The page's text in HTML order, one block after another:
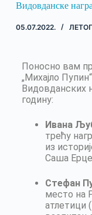
Видовданске
05.07.2022.
Поносно вам
„Михајло
Видовданских
годину:
Ивана
трећу
из
Саша
Стефан
место на
атлетици